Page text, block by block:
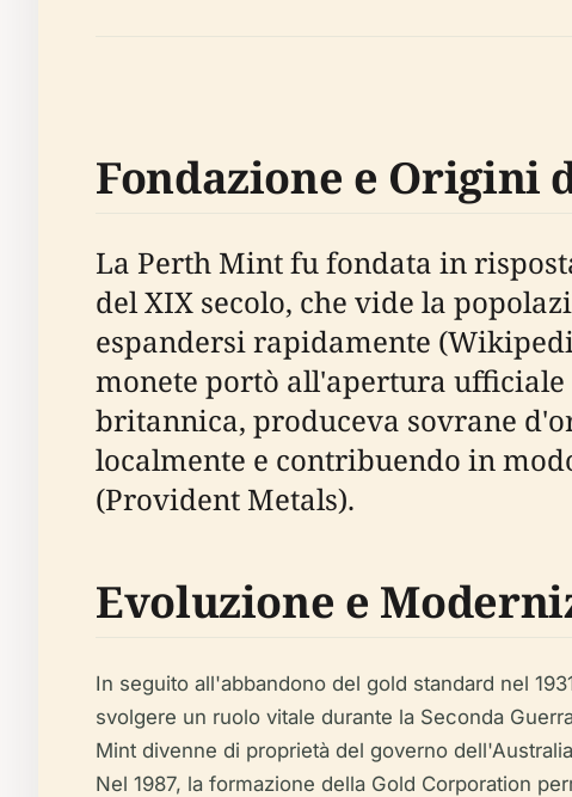
Fondazione e Origini
La Perth Mint fu fondata in
del XIX secolo, che vide la
espandersi rapidamente
monete portò all'apertura
britannica, produceva sovrane
localmente e contribuendo in
(Provident Metals).
Evoluzione e
In seguito all'abbandono del gold standard nel
svolgere un ruolo vitale durante la Seconda
Mint divenne di proprietà del governo
Nel 1987, la formazione della Gold Corporation